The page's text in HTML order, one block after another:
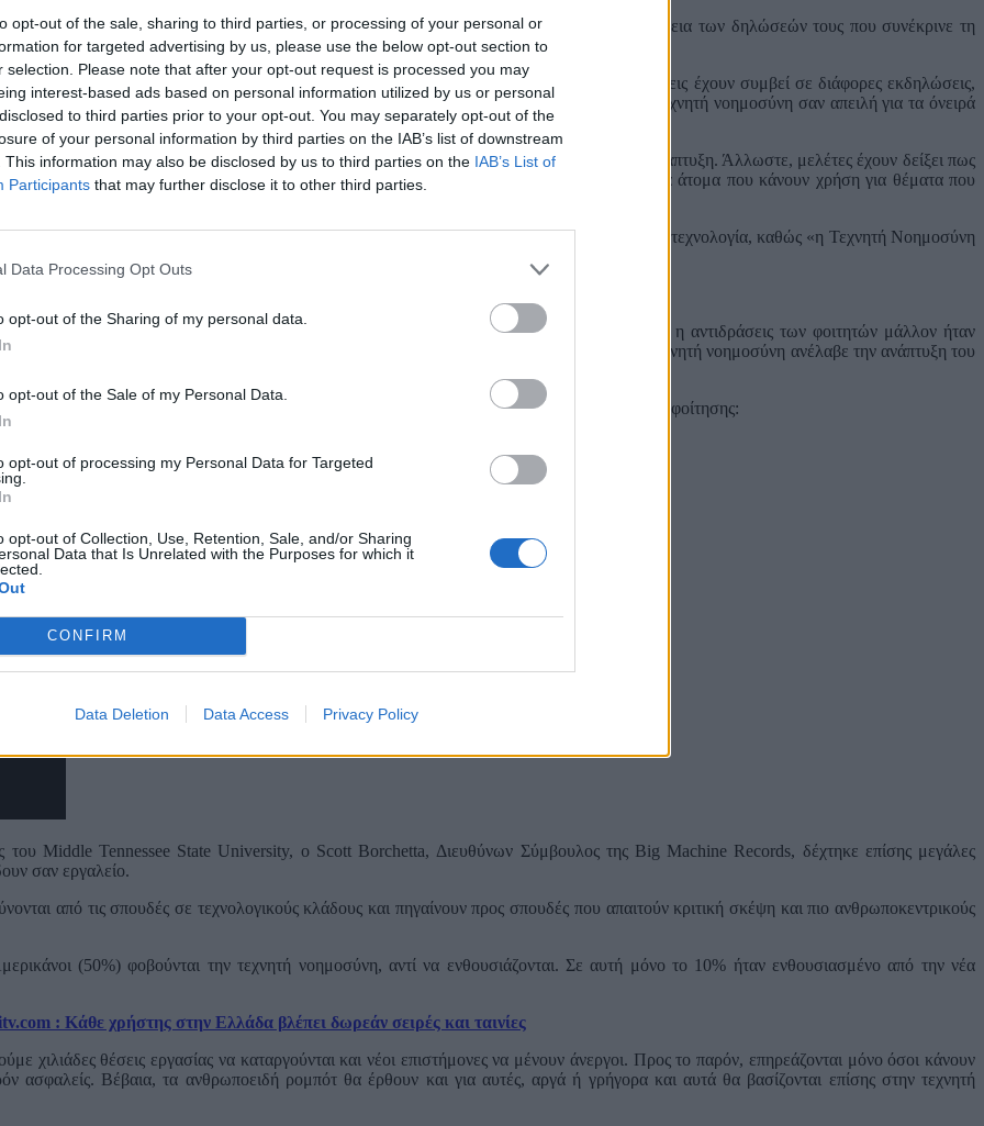
opt-out of the sale, sharing to third parties, or processing of your personal or
for targeted advertising by us, please use the below opt-out section to
selection. Please note that after your opt-out request is processed you may
interest-based ads based on personal information utilized by us or personal
to third parties prior to your opt-out. You may separately opt-out of the
of your personal information by third parties on the IAB’s list of downstream
This information may also be disclosed by us to third parties on the IAB’s List of
Participants that may further disclose it to other third parties.
Data Processing Opt Outs
opt-out of the Sharing of my personal data.
opt-out of the Sale of my Personal Data.
opt-out of processing my Personal Data for Targeted
opt-out of Collection, Use, Retention, Sale, and/or Sharing
Data that Is Unrelated with the Purposes for which it
CONFIRM
Data Deletion Data Access Privacy Policy
ο Schmidt στους αποφοίτους, καθώς ακούστηκαν αποδοκιμασίες στον χώρο κατά τη διάρκεια των δηλώσεών τους που συνέκρινε τη
πριν από τέσσερις δεκαετίες.
που έχουν οι φοιτητές σε όλα τα Πανεπιστήμια παγκοσμίως. Παρόμοιες αντιδράσεις έχουν συμβεί σε διάφορες εκδηλώσεις,
Με τους φοιτητές να ετοιμάζονται να κυνηγήσουν το μέλλον τους, βλέπουν την τεχνητή νοημοσύνη σαν απειλή για τα όνειρά
απεολή για το μέλλον τους, αλλά και ένα μεγάλο εμπόδιο στην πνευματική τους ανάπτυξη. Άλλωστε, μελέτες έχουν δείξει πως
στην σκέψη και τη αντίληψη, ενώ έχει παρατηρηθεί και μειωμένη κριτική σκέψη στα άτομα που κάνουν χρήση για θέματα που
εργασίας, πως οι φόβοι τους είναι λογικοί, αλλά θα πρέπει να προσαρμοστούν στην νέα τεχνολογία, καθώς «η Τεχνητή Νοημοσύνη
λέγοντας πως:
διαμορφώσετε». Αυτό είναι από τις πιο κλισέ ατάκες που μπορεί να πει κάποιος, οπότε η αντιδράσεις των φοιτητών μάλλον ήταν
δημιουργία των μοντέλων τεχνητής νοημοσύνης, πως κατέληξαν χωρίς δουλειά, όταν η τεχνητή νοημοσύνη ανέλαβε την ανάπτυξη του
χώρους. Πρόσφατα, η Gloria Caulfield, από τον κλάδο των μεσιτικών, είπε σε τελετή αποφοίτησης:
και αποδοκιμασίες.
του Middle Tennessee State University, ο Scott Borchetta, Διευθύνων Σύμβουλος της Big Machine Records, δέχτηκε επίσης μεγάλες
σαν εργαλείο.
από τις σπουδές σε τεχνολογικούς κλάδους και πηγαίνουν προς σπουδές που απαιτούν κριτική σκέψη και πιο ανθρωποκεντρικούς
(50%) φοβούνται την τεχνητή νοημοσύνη, αντί να ενθουσιάζονται. Σε αυτή μόνο το 10% ήταν ενθουσιασμένο από την νέα
: Κάθε χρήστης στην Ελλάδα βλέπει δωρεάν σειρές και ταινίες
χιλιάδες θέσεις εργασίας να καταργούνται και νέοι επιστήμονες να μένουν άνεργοι. Προς το παρόν, επηρεάζονται μόνο όσοι κάνουν
ασφαλείς. Βέβαια, τα ανθρωποειδή ρομπότ θα έρθουν και για αυτές, αργά ή γρήγορα και αυτά θα βασίζονται επίσης στην τεχνητή